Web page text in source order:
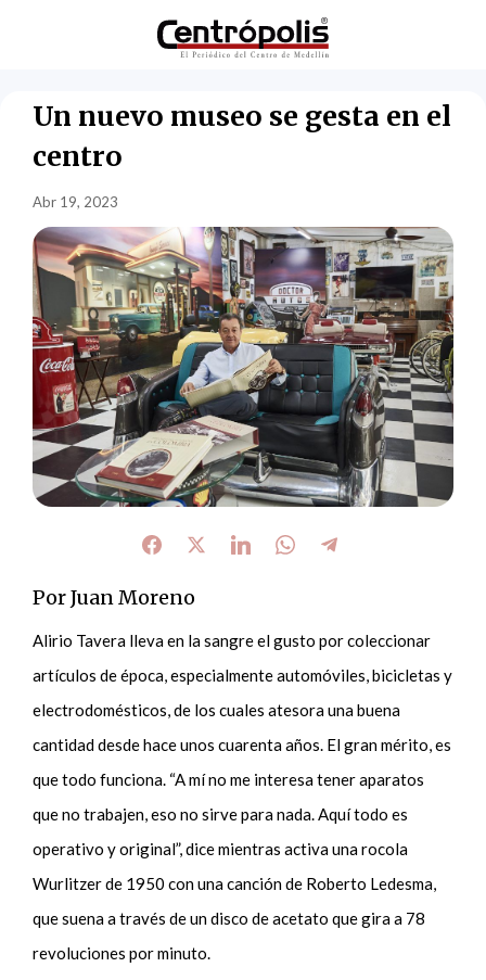
Un nuevo museo se gesta en el
centro
Abr 19, 2023
Por Juan Moreno
Alirio Tavera lleva en la sangre el gusto por coleccionar
artículos de época, especialmente automóviles, bicicletas y
electrodomésticos, de los cuales atesora una buena
cantidad desde hace unos cuarenta años. El gran mérito, es
que todo funciona. “A mí no me interesa tener aparatos
que no trabajen, eso no sirve para nada. Aquí todo es
operativo y original”, dice mientras activa una rocola
Wurlitzer de 1950 con una canción de Roberto Ledesma,
que suena a través de un disco de acetato que gira a 78
revoluciones por minuto.